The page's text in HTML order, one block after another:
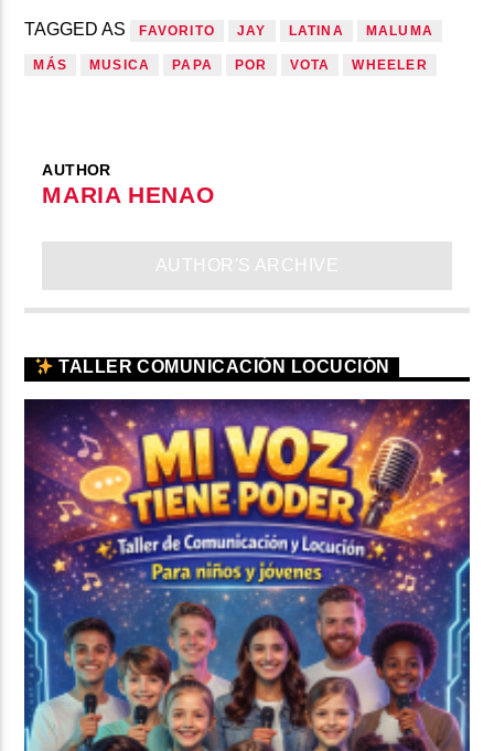
TAGGED AS FAVORITO JAY LATINA MALUMA
MÁS MUSICA PAPA POR VOTA WHEELER
AUTHOR
MARIA HENAO
AUTHOR'S ARCHIVE
TALLER COMUNICACIÓN LOCUCIÓN